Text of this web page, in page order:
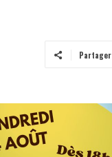
Partager